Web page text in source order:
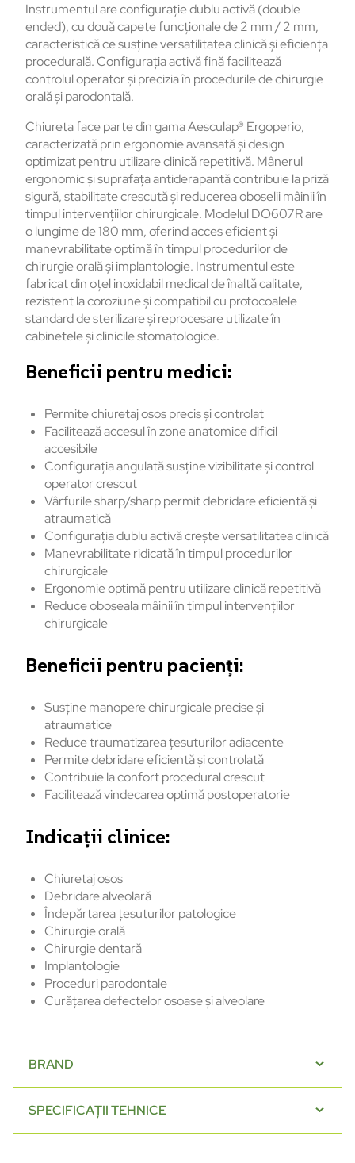
Instrumentul are configurație dublu activă (double
ended), cu două capete funcționale de 2 mm / 2 mm,
caracteristică ce susține versatilitatea clinică și eficiența
procedurală. Configurația activă fină facilitează
controlul operator și precizia în procedurile de chirurgie
orală și parodontală.
Chiureta face parte din gama Aesculap® Ergoperio,
caracterizată prin ergonomie avansată și design
optimizat pentru utilizare clinică repetitivă. Mânerul
ergonomic și suprafața antiderapantă contribuie la priză
sigură, stabilitate crescută și reducerea oboselii mâinii în
timpul intervențiilor chirurgicale. Modelul DO607R are
o lungime de 180 mm, oferind acces eficient și
manevrabilitate optimă în timpul procedurilor de
chirurgie orală și implantologie. Instrumentul este
fabricat din oțel inoxidabil medical de înaltă calitate,
rezistent la coroziune și compatibil cu protocoalele
standard de sterilizare și reprocesare utilizate în
cabinetele și clinicile stomatologice.
Beneficii pentru medici:
Permite chiuretaj osos precis și controlat
Facilitează accesul în zone anatomice dificil
accesibile
Configurația angulată susține vizibilitate și control
operator crescut
Vârfurile sharp/sharp permit debridare eficientă și
atraumatică
Configurația dublu activă crește versatilitatea clinică
Manevrabilitate ridicată în timpul procedurilor
chirurgicale
Ergonomie optimă pentru utilizare clinică repetitivă
Reduce oboseala mâinii în timpul intervențiilor
chirurgicale
Beneficii pentru pacienți:
Susține manopere chirurgicale precise și
atraumatice
Reduce traumatizarea țesuturilor adiacente
Permite debridare eficientă și controlată
Contribuie la confort procedural crescut
Facilitează vindecarea optimă postoperatorie
Indicații clinice:
Chiuretaj osos
Debridare alveolară
Îndepărtarea țesuturilor patologice
Chirurgie orală
Chirurgie dentară
Implantologie
Proceduri parodontale
Curățarea defectelor osoase și alveolare
BRAND
SPECIFICAȚII TEHNICE